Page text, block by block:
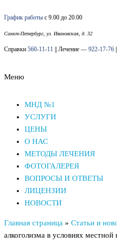
к
содержимому
График работы с 9.00 до 20.00
Санкт-Петербург, ул. Ивановская, д. 32
Справки 560-11-11 || Лечение — 922-17-76
Меню
МНД №1
УСЛУГИ
ЦЕНЫ
О НАС
МЕТОДЫ ЛЕЧЕНИЯ
ФОТОГАЛЕРЕЯ
ВОПРОСЫ И ОТВЕТЫ
ЛИЦЕНЗИИ
НОВОСТИ
Главная страница » Статьи и
алкоголизма в условиях